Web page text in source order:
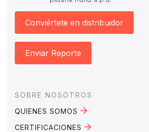
Conviértete en distribuidor
Enviar Reporte
Footer
SOBRE NOSOTROS
QUIENES SOMOS
CERTIFICACIONES